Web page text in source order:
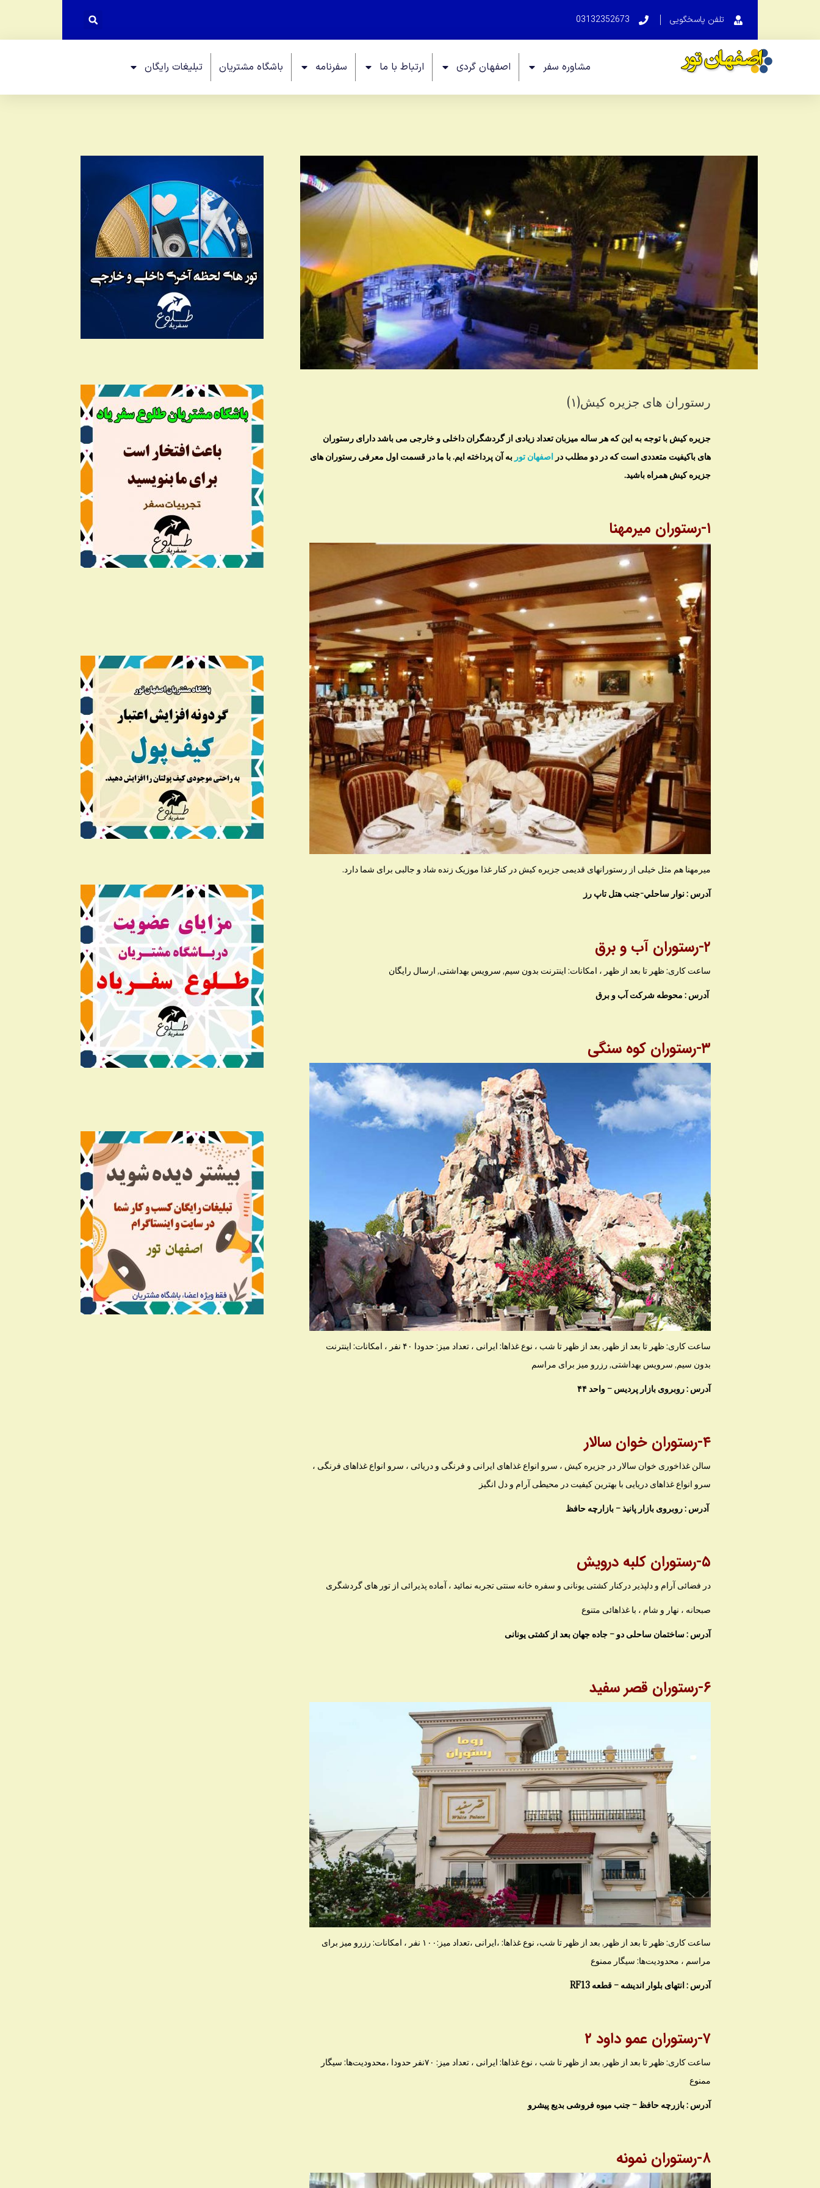
تلفن پاسخگویی 03132352673
مشاوره سفر اصفهان گردی ارتباط با ما سفرنامه باشگاه مشتریان تبلیغات رایگان
رستوران های جزیره کیش(۱)
جزیره کیش با توجه به این که هر ساله میزبان تعداد زیادی از گردشگران داخلی و خارجی می باشد دارای رستوران
های باکیفیت متعددی است که در دو مطلب دراصفهان تور به آن پرداخته ایم. با ما در قسمت اول معرفی رستوران های
جزیره کیش همراه باشید.
۱-رستوران میرمهنا
میرمهنا هم مثل خیلی از رستورانهای قدیمی جزیره کیش در کنار غذا موزیک زنده شاد و جالبی برای شما دارد.
آدرس : نوار ساحلي-جنب هتل تاپ رز
۲-رستوران آب و برق
ساعت کاری: ظهر تا بعد از ظهر ، امکانات: اینترنت بدون سیم, سرویس بهداشتی, ارسال رایگان
آدرس : محوطه شرکت آب و برق
۳-رستوران کوه سنگی
ساعت کاری: ظهر تا بعد از ظهر, بعد از ظهر تا شب ، نوع غذاها: ایرانی ، تعداد میز: حدودا ۴۰ نفر ، امکانات: اینترنت
بدون سیم, سرویس بهداشتی, رزرو میز برای مراسم
آدرس : روبروی بازار پردیس – واحد ۴۴
۴-رستوران خوان سالار
سالن غذاخوری خوان سالار در جزیره کیش ، سرو انواع غذاهای ایرانی و فرنگی و دریائی ، سرو انواع غذاهای فرنگی ،
سرو انواع غذاهای دریایی با بهترین کیفیت در محیطی آرام و دل انگیز
آدرس : روبروی بازار پانیذ – بازارچه حافظ
۵-رستوران کلبه درویش
در فضائی آرام و دلپذیر درکنار کشتی یونانی و سفره خانه سنتی تجربه نمائید ، آماده پذیرائی از تور های گردشگری
صبحانه ، نهار و شام ، با غذاهائی متنوع
آدرس : ساختمان ساحلی دو – جاده جهان بعد از کشتی یونانی
۶-رستوران قصر سفید
ساعت کاری: ظهر تا بعد از ظهر, بعد از ظهر تا شب، نوع غذاها: ،ایرانی ،تعداد میز:۱۰۰ نفر ، امکانات: رزرو میز برای
مراسم ، محدودیت‌ها: سیگار ممنوع
آدرس : انتهای بلوار اندیشه – قطعه RF13
۷-رستوران عمو داود ۲
ساعت کاری: ظهر تا بعد از ظهر, بعد از ظهر تا شب ، نوع غذاها: ایرانی ، تعداد میز: ۷۰نفر حدودا ،محدودیت‌ها: سیگار
ممنوع
آدرس : بازرچه حافظ – جنب میوه فروشی بدیع پیشرو
۸-رستوران نمونه